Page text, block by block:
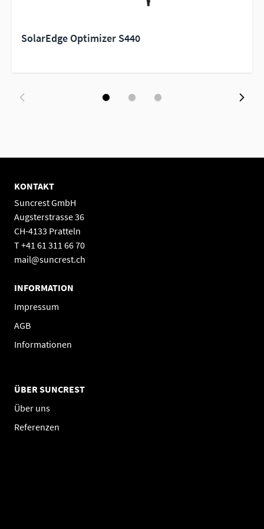
SolarEdge Optimizer S440
KONTAKT
Suncrest GmbH
Augsterstrasse 36
CH-4133 Pratteln
T +41 61 311 66 70
mail@suncrest.ch
INFORMATION
Impressum
AGB
Informationen
ÜBER SUNCREST
Über uns
Referenzen